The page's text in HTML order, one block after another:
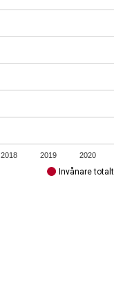
2018 2019 2020
Invånare